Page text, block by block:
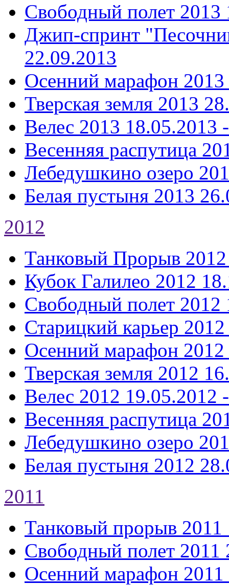
Свободный полет 2013
Джип-спринт
22.09.2013
Осенний марафон 2013
Тверская земля 2013
Велес 2013 18.05.2013
Весенняя распутица
Лебедушкино озеро
Белая пустыня 2013
2012
Танковый Прорыв 2012
Кубок Галилео 2012
Свободный полет 2012
Старицкий карьер 2012
Осенний марафон 2012
Тверская земля 2012
Велес 2012 19.05.2012
Весенняя распутица
Лебедушкино озеро
Белая пустыня 2012
2011
Танковый прорыв 2011
Свободный полет 2011
Осенний марафон 2011